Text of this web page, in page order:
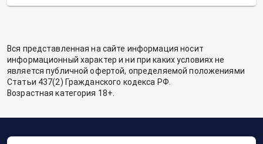
Вся представленная на сайте информация носит
информационный характер и ни при каких условиях не
является публичной офертой, определяемой положениями
Статьи 437(2) Гражданского кодекса РФ.
Возрастная категория 18+.